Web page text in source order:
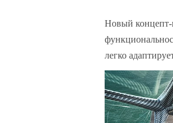
Новый концепт-
легко